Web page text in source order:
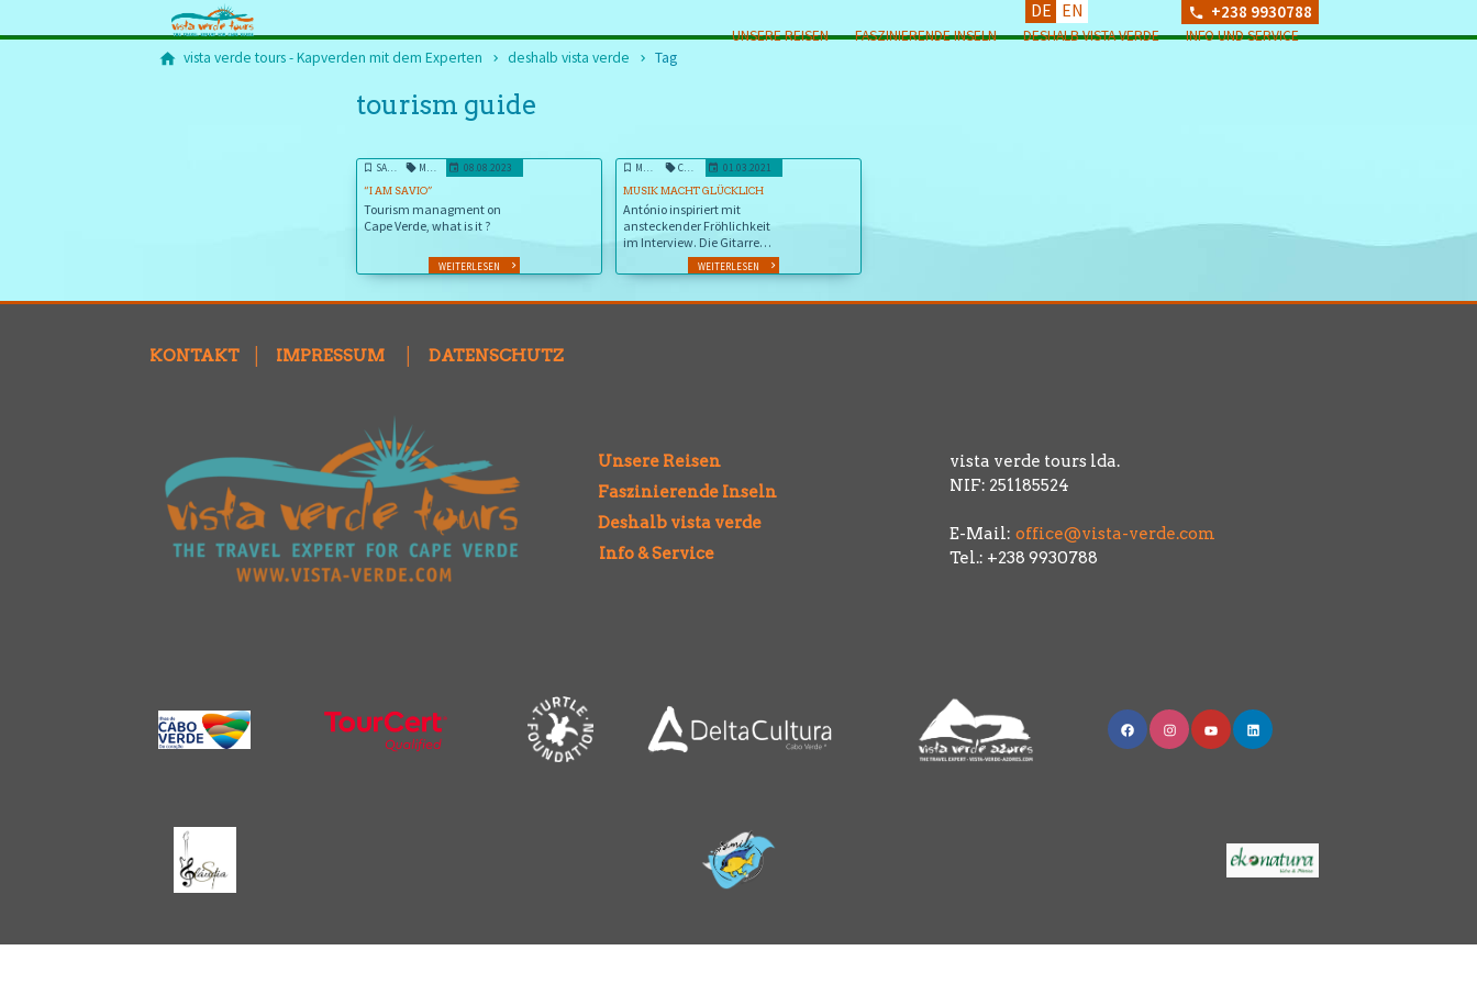
UNSERE REISEN FASZINIERENDE INSELN DESHALB VISTA VERDE INFO UND SERVICE
+238 9930788
DE EN
vista verde tours - Kapverden mit dem Experten deshalb vista verde Tag
tourism guide
SAVIO SHARES HIS THOUGHTS MASS TOURISM VS SUSTAINABILITY 08.08.2023
“I AM SAVIO”
Tourism managment on
Cape Verde, what is it ?
WEITERLESEN
MUSIK MACHT GLÜCKLICH COLADEIRA 01.03.2021
MUSIK MACHT GLÜCKLICH
António inspiriert mit
ansteckender Fröhlichkeit
im Interview. Die Gitarre
kommt selbstverständlich
auch zum Einsatz - Töne,
WEITERLESEN
KONTAKT IMPRESSUM DATENSCHUTZ
Unsere Reisen
Faszinierende Inseln
Deshalb vista verde
Info & Service
vista verde tours lda.
NIF: 251185524
E-Mail: office@vista-verde.com
Tel.: +238 9930788